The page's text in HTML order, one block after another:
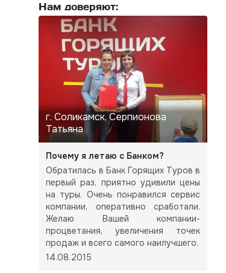
Нам доверяют:
г. Соликамск, Серпионова
Татьяна
Почему я летаю с Банком?
Обратилась в Банк Горящих Туров в
первый раз, приятно удивили цены
на туры. Очень понравился сервис
компании, оперативно сработали.
Желаю Вашей компании-
процветания, увеличения точек
продаж и всего самого наилучшего.
14.08.2015